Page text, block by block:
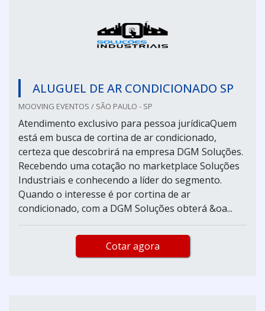
ALUGUEL DE AR CONDICIONADO SP
MOOVING EVENTOS / SÃO PAULO - SP
Atendimento exclusivo para pessoa jurídicaQuem
está em busca de cortina de ar condicionado,
certeza que descobrirá na empresa DGM Soluções.
Recebendo uma cotação no marketplace Soluções
Industriais e conhecendo a líder do segmento.
Quando o interesse é por cortina de ar
condicionado, com a DGM Soluções obterá &oa...
Cotar agora